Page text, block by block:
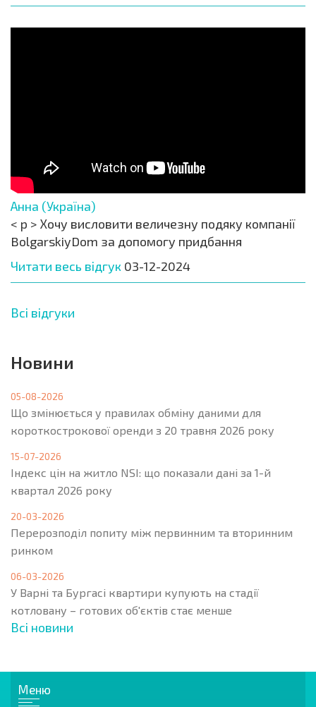
Анна (Україна)
< p > Хочу висловити величезну подяку компанії
BolgarskiyDom за допомогу придбання
Читати весь відгук 03-12-2024
Всі відгуки
Новини
05-08-2026
Що змінюється у правилах обміну даними для
короткострокової оренди з 20 травня 2026 року
15-07-2026
Індекс цін на житло NSI: що показали дані за 1-й
квартал 2026 року
20-03-2026
Перерозподіл попиту між первинним та вторинним
ринком
06-03-2026
У Варні та Бургасі квартири купують на стадії
котловану – готових об'єктів стає менше
Всі новини
Меню